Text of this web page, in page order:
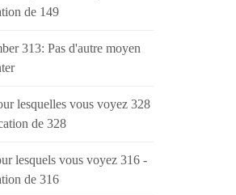
de 149
313: Pas d'autre moyen
lesquelles vous voyez 328
de 328
lesquels vous voyez 316 -
de 316